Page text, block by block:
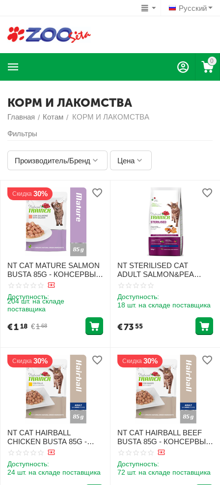
Русский
0
КОРМ И ЛАКОМСТВА
Главная / Котам / КОРМ И ЛАКОМСТВА
Фильтры
Производитель/Бренд Цена
Скидка 30%
NT CAT MATURE SALMON
BUSTA 85G - КОНСЕРВЫ С
ЛОСОСЕМ ДЛЯ
Доступность:
204 шт. на складе
поставщика
€1 68
€118
NT STERILISED CAT
ADULT SALMON&PEA
10KG - КОРМ С ЛОСОСЕМ
ВЗРОСЛЫХ
СТЕРИЛИЗОВАННЫХ
Доступность:
18 шт. на складе поставщика
€7355
Скидка 30%
NT CAT HAIRBALL
CHICKEN BUSTA 85G -
КОНСЕРВЫ С КУРИЦЕЙ
ШЕРСТИ У ВЗРОСЛЫХ
КОШЕК
Доступность:
24 шт. на складе поставщика
Скидка 30%
NT CAT HAIRBALL BEEF
BUSTA 85G - КОНСЕРВЫ С
ГОВЯДИНОЙ ДЛЯ
ВЗРОСЛЫХ КОШЕК
Доступность:
72 шт. на складе поставщика